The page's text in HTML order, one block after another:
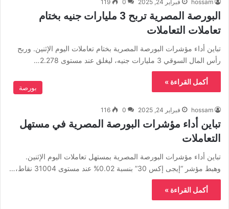
hossam فبراير 24, 2025 0
119
البورصة المصرية تربح 3 مليارات جنيه بختام
تعاملات التعاملات
تباين أداء مؤشرات البورصة المصرية بختام تعاملات اليوم الإثنين. وربح
رأس المال السوقي 3 مليارات جنيه، ليغلق عند مستوى 2.278…
أكمل القراءة »
بورصة
hossam فبراير 24, 2025 0
116
تباين أداء مؤشرات البورصة المصرية في مستهل
التعاملات
تباين أداء مؤشرات البورصة المصرية بمستهل تعاملات اليوم الإثنين.
وهبط مؤشر “إيجى إكس 30” بنسبة 0.02% عند مستوى 31004 نقاط،…
أكمل القراءة »